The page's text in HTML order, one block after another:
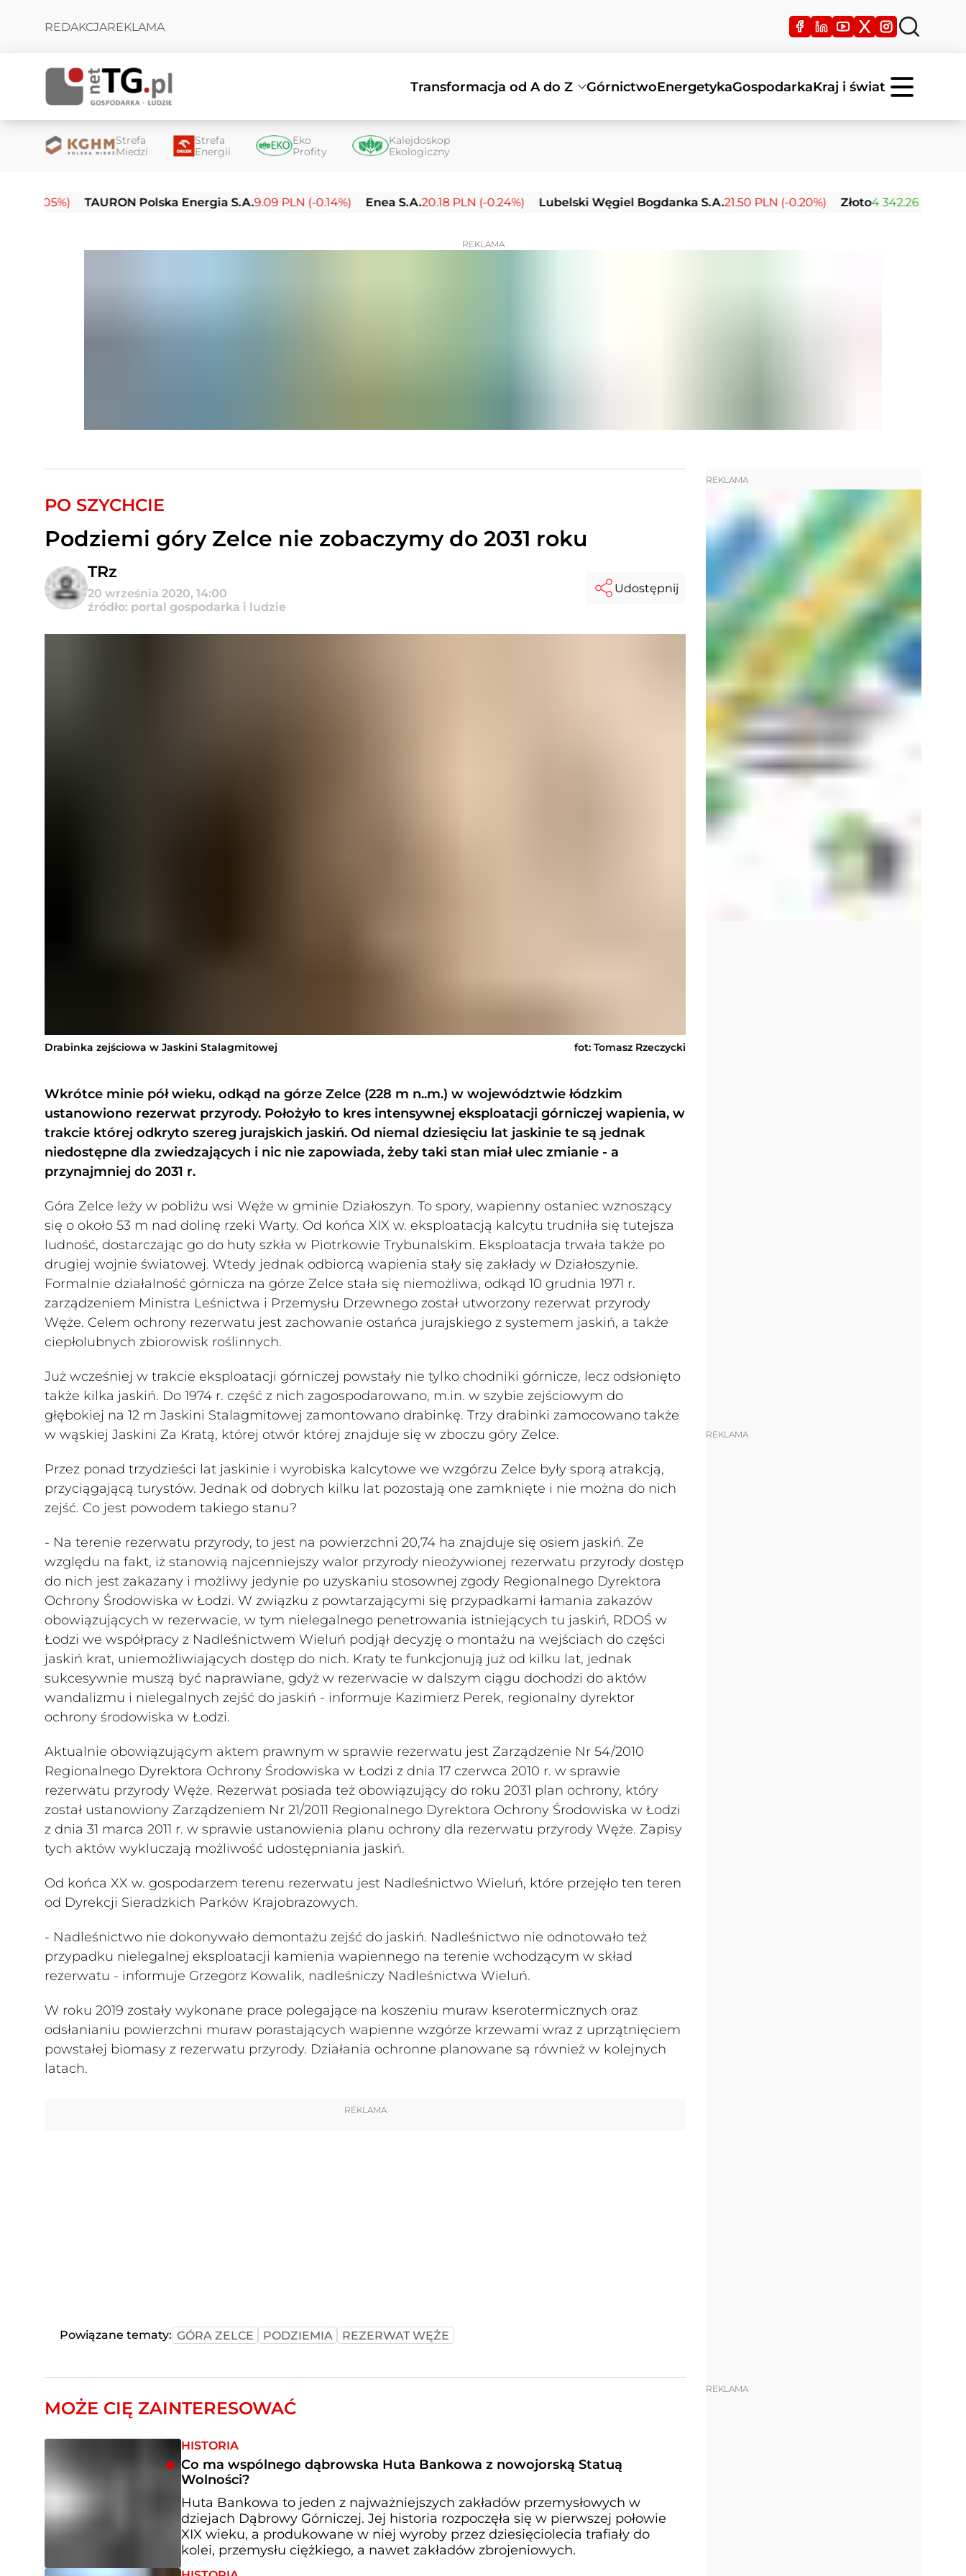
REDAKCJAREKLAMA
Transformacja od A do Z GórnictwoEnergetykaGospodarkaKraj i świat
Strefa
Miedzi
Strefa
Energii
Eko
Profity
Kalejdoskop
Ekologiczny
TAURON Polska Energia S.A.9.09 PLN (-0.14%) Enea S.A.20.18 PLN (-0.24%) Lubelski Węgiel Bogdanka S.A.21.50 PLN (-0.20%) Złoto4 342.26 USD (0.00%)
REKLAMA
PO SZYCHCIE
Podziemi góry Zelce nie zobaczymy do 2031 roku
TRz
20 września 2020, 14:00
źródło: portal gospodarka i ludzie
Udostępnij
Drabinka zejściowa w Jaskini Stalagmitowej fot: Tomasz Rzeczycki
Wkrótce minie pół wieku, odkąd na górze Zelce (228 m n..m.) w województwie łódzkim
ustanowiono rezerwat przyrody. Położyło to kres intensywnej eksploatacji górniczej wapienia, w
trakcie której odkryto szereg jurajskich jaskiń. Od niemal dziesięciu lat jaskinie te są jednak
niedostępne dla zwiedzających i nic nie zapowiada, żeby taki stan miał ulec zmianie - a
przynajmniej do 2031 r.
Góra Zelce leży w pobliżu wsi Węże w gminie Działoszyn. To spory, wapienny ostaniec wznoszący
się o około 53 m nad dolinę rzeki Warty. Od końca XIX w. eksploatacją kalcytu trudniła się tutejsza
ludność, dostarczając go do huty szkła w Piotrkowie Trybunalskim. Eksploatacja trwała także po
drugiej wojnie światowej. Wtedy jednak odbiorcą wapienia stały się zakłady w Działoszynie.
Formalnie działalność górnicza na górze Zelce stała się niemożliwa, odkąd 10 grudnia 1971 r.
zarządzeniem Ministra Leśnictwa i Przemysłu Drzewnego został utworzony rezerwat przyrody
Węże. Celem ochrony rezerwatu jest zachowanie ostańca jurajskiego z systemem jaskiń, a także
ciepłolubnych zbiorowisk roślinnych.
Już wcześniej w trakcie eksploatacji górniczej powstały nie tylko chodniki górnicze, lecz odsłonięto
także kilka jaskiń. Do 1974 r. część z nich zagospodarowano, m.in. w szybie zejściowym do
głębokiej na 12 m Jaskini Stalagmitowej zamontowano drabinkę. Trzy drabinki zamocowano także
w wąskiej Jaskini Za Kratą, której otwór której znajduje się w zboczu góry Zelce.
Przez ponad trzydzieści lat jaskinie i wyrobiska kalcytowe we wzgórzu Zelce były sporą atrakcją,
przyciągającą turystów. Jednak od dobrych kilku lat pozostają one zamknięte i nie można do nich
zejść. Co jest powodem takiego stanu?
- Na terenie rezerwatu przyrody, to jest na powierzchni 20,74 ha znajduje się osiem jaskiń. Ze
względu na fakt, iż stanowią najcenniejszy walor przyrody nieożywionej rezerwatu przyrody dostęp
do nich jest zakazany i możliwy jedynie po uzyskaniu stosownej zgody Regionalnego Dyrektora
Ochrony Środowiska w Łodzi. W związku z powtarzającymi się przypadkami łamania zakazów
obowiązujących w rezerwacie, w tym nielegalnego penetrowania istniejących tu jaskiń, RDOŚ w
Łodzi we współpracy z Nadleśnictwem Wieluń podjął decyzję o montażu na wejściach do części
jaskiń krat, uniemożliwiających dostęp do nich. Kraty te funkcjonują już od kilku lat, jednak
sukcesywnie muszą być naprawiane, gdyż w rezerwacie w dalszym ciągu dochodzi do aktów
wandalizmu i nielegalnych zejść do jaskiń - informuje Kazimierz Perek, regionalny dyrektor
ochrony środowiska w Łodzi.
Aktualnie obowiązującym aktem prawnym w sprawie rezerwatu jest Zarządzenie Nr 54/2010
Regionalnego Dyrektora Ochrony Środowiska w Łodzi z dnia 17 czerwca 2010 r. w sprawie
rezerwatu przyrody Węże. Rezerwat posiada też obowiązujący do roku 2031 plan ochrony, który
został ustanowiony Zarządzeniem Nr 21/2011 Regionalnego Dyrektora Ochrony Środowiska w Łodzi
z dnia 31 marca 2011 r. w sprawie ustanowienia planu ochrony dla rezerwatu przyrody Węże. Zapisy
tych aktów wykluczają możliwość udostępniania jaskiń.
Od końca XX w. gospodarzem terenu rezerwatu jest Nadleśnictwo Wieluń, które przejęło ten teren
od Dyrekcji Sieradzkich Parków Krajobrazowych.
- Nadleśnictwo nie dokonywało demontażu zejść do jaskiń. Nadleśnictwo nie odnotowało też
przypadku nielegalnej eksploatacji kamienia wapiennego na terenie wchodzącym w skład
rezerwatu - informuje Grzegorz Kowalik, nadleśniczy Nadleśnictwa Wieluń.
W roku 2019 zostały wykonane prace polegające na koszeniu muraw kserotermicznych oraz
odsłanianiu powierzchni muraw porastających wapienne wzgórze krzewami wraz z uprzątnięciem
powstałej biomasy z rezerwatu przyrody. Działania ochronne planowane są również w kolejnych
latach.
REKLAMA
Powiązane tematy: GÓRA ZELCE PODZIEMIA REZERWAT WĘŻE
REKLAMA
REKLAMA
MOŻE CIĘ ZAINTERESOWAĆ
HISTORIA
Co ma wspólnego dąbrowska Huta Bankowa z nowojorską Statuą
Wolności?
Huta Bankowa to jeden z najważniejszych zakładów przemysłowych w
dziejach Dąbrowy Górniczej. Jej historia rozpoczęła się w pierwszej połowie
XIX wieku, a produkowane w niej wyroby przez dziesięciolecia trafiały do
kolei, przemysłu ciężkiego, a nawet zakładów zbrojeniowych.
REKLAMA